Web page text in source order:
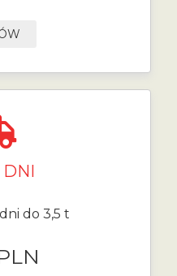
DNI
do 3,5 t